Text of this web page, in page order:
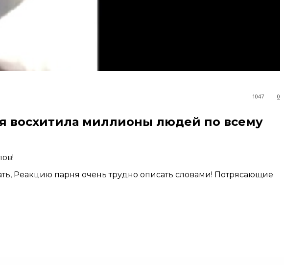
0
1047
восхитила миллионы людей по всему
Реакцию парня очень трудно описать словами! Потрясающие